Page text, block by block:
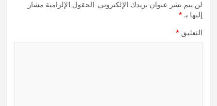
لن يتم نشر عنوان بريدك الإلكتروني. الحقول الإلزامية مشار
إليها بـ*
التعليق *